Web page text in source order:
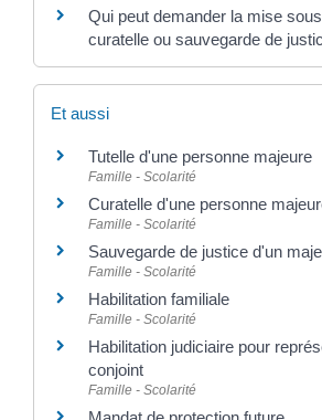
Qui peut demander la mise
curatelle ou sauvegarde de
Et aussi
Tutelle d'une personne majeure
Famille - Scolarité
Curatelle d'une personne
Famille - Scolarité
Sauvegarde de justice d'un
Famille - Scolarité
Habilitation familiale
Famille - Scolarité
Habilitation judiciaire pour
conjoint
Famille - Scolarité